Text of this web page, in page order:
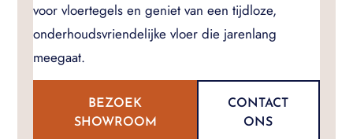
voor vloertegels en geniet van een tijdloze,
onderhoudsvriendelijke vloer die jarenlang
meegaat.
BEZOEK
SHOWROOM
CONTACT
ONS